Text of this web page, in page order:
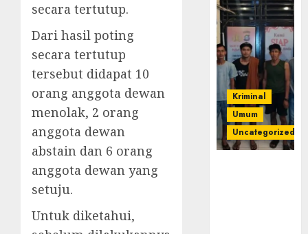
secara tertutup.
Dari hasil poting
secara tertutup
tersebut didapat 10
orang anggota dewan
menolak, 2 orang
anggota dewan
abstain dan 6 orang
anggota dewan yang
setuju.
Untuk diketahui,
Kriminal
Umum
Uncategorized